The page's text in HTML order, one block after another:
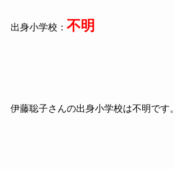
出身小学校： 不明
伊藤聡子さんの出身小学校は不明です。